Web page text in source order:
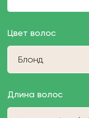
Цвет волос
Блонд
Длина волос